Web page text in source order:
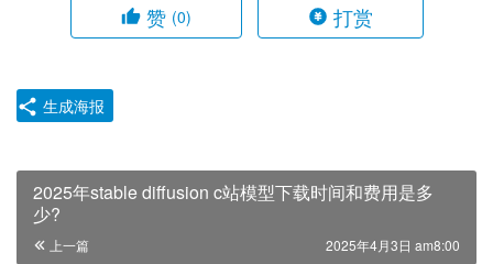
赞 (0) 打赏
生成海报
2025年stable diffusion c站模型下载时间和费用是多
少?
上一篇 2025年4月3日 am8:00